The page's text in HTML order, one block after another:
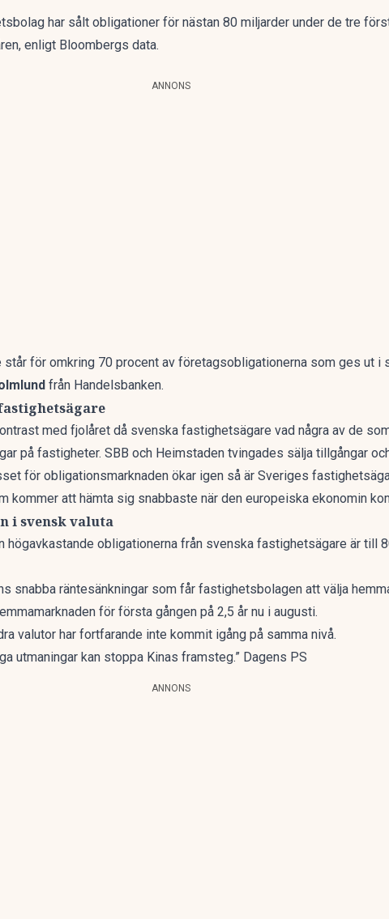
har sålt obligationer för nästan 80 miljarder under de tre
enligt Bloombergs data.
ANNONS
står för omkring 70 procent av företagsobligationerna som ges ut i
från Handelsbanken.
med fjolåret då svenska fastighetsägare vad några av de
på fastigheter. SBB och Heimstaden tvingades sälja tillgångar
för obligationsmarknaden ökar igen så är Sveriges
kommer att hämta sig snabbaste när den europeiska ekonomin
i svensk valuta
högavkastande obligationerna från svenska fastighetsägare är till
snabba räntesänkningar som får fastighetsbolagen att välja
för första gången på 2,5 år nu i augusti.
valutor har fortfarande inte kommit igång på samma nivå.
utmaningar kan stoppa Kinas framsteg.” Dagens PS
ANNONS